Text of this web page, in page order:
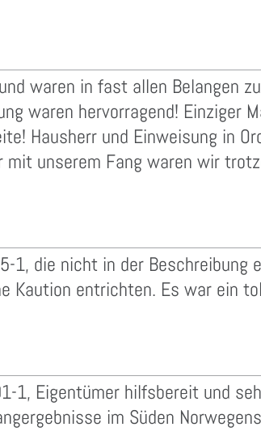
waren in fast allen Belangen
waren hervorragend!
Hausherr und Einweisung in
mit unserem Fang waren wir
1, die nicht in der
Kaution entrichten. Es war ein
1, Eigentümer hilfsbereit und
im Süden